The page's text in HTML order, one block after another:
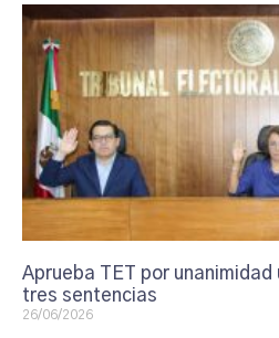
Aprueba TET por
tres sentencias
26/06/2026